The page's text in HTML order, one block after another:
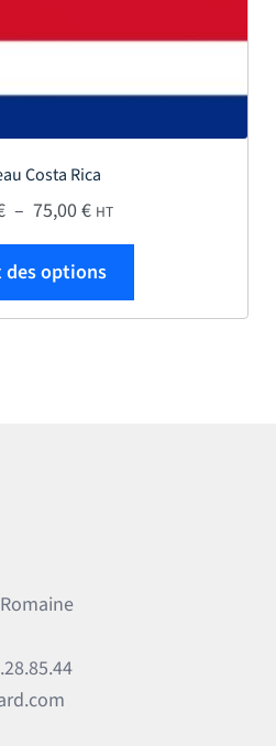
Costa Rica
– 75,00€Plage de prix : 11,00 €
HT
des options